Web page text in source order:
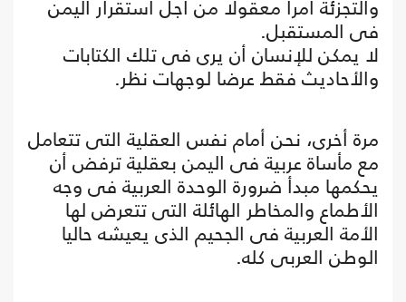
والتجزئة أمرا معقولا من أجل استقرار اليمن
فى المستقبل.
لا يمكن للإنسان أن يرى فى تلك الكتابات
والأحاديث فقط عرضا لوجهات نظر.
مرة أخرى، نحن أمام نفس العقلية التى تتعامل
مع مأساة عربية فى اليمن بعقلية ترفض أن
يحكمها مبدأ ضرورة الوحدة العربية فى وجه
الأطماع والمخاطر الهائلة التى تتعرض لها
الأمة العربية فى الجحيم الذى يعيشه حاليا
الوطن العربى كله.